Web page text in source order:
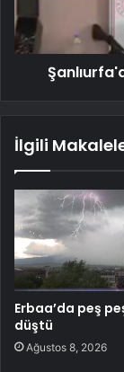
İlgili
Erbaa’da peş
düştü
Ağustos 8, 2026